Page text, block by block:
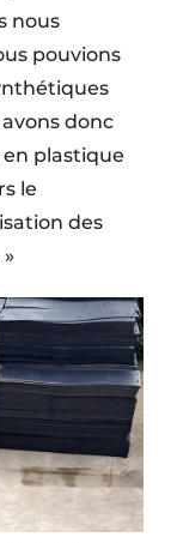
nous
pouvions
donc
plastique
le
des